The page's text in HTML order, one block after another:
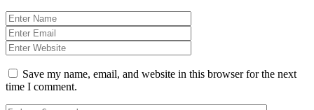
Save my name, email, and website in this browser for the next
time I comment.